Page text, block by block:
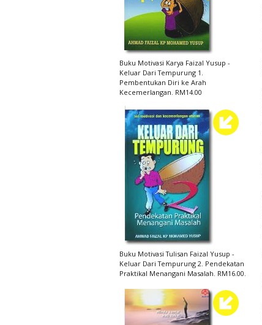
Buku Motivasi Karya Faizal Yusup -
Keluar Dari Tempurung 1.
Pembentukan Diri ke Arah
Kecemerlangan. RM14.00
Buku Motivasi Tulisan Faizal Yusup -
Keluar Dari Tempurung 2. Pendekatan
Praktikal Menangani Masalah. RM16.00.